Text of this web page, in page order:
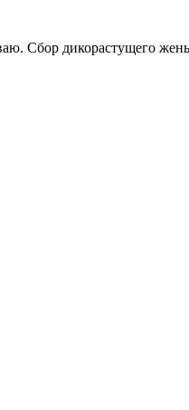
Сбор дикорастущего